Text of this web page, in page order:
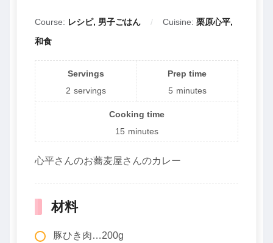
Course: レシピ, 男子ごはん Cuisine: 栗原心平,
和食
Servings
2 servings
Prep time
5 minutes
Cooking time
15 minutes
心平さんのお蕎麦屋さんのカレー
材料
豚ひき肉…200g